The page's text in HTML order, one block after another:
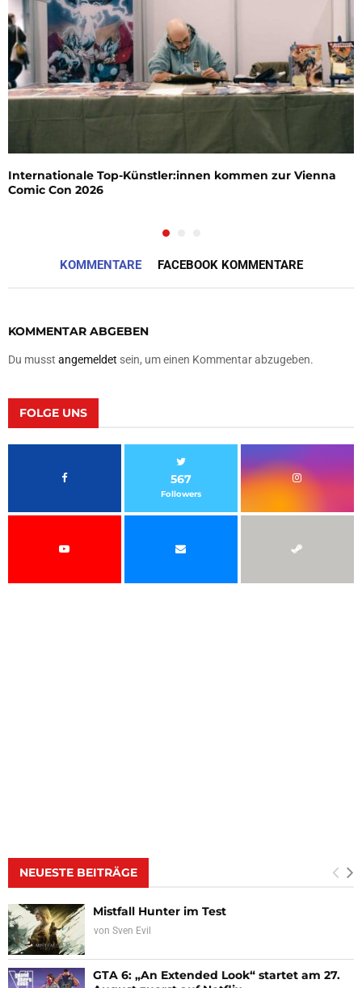
Internationale Top-Künstler:innen kommen zur Vienna
Comic Con 2026
KOMMENTARE FACEBOOK KOMMENTARE
KOMMENTAR ABGEBEN
Du musst angemeldet sein, um einen Kommentar abzugeben.
FOLGE UNS
567
Followers
NEUESTE BEITRÄGE
Mistfall Hunter im Test
von Sven Evil
GTA 6: „An Extended Look“ startet am 27.